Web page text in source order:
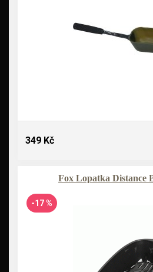
349 Kč
Fox Lopatka Distance
-17 %